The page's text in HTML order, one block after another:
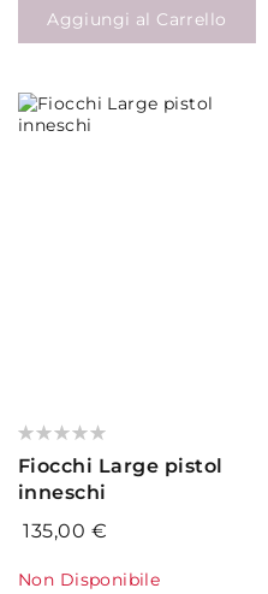
Aggiungi al Carrello
Valutazione:
Fiocchi Large pistol
inneschi
135,00 €
Non Disponibile